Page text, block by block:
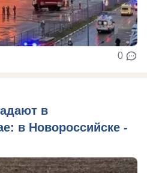
0
в
в Новороссийске -